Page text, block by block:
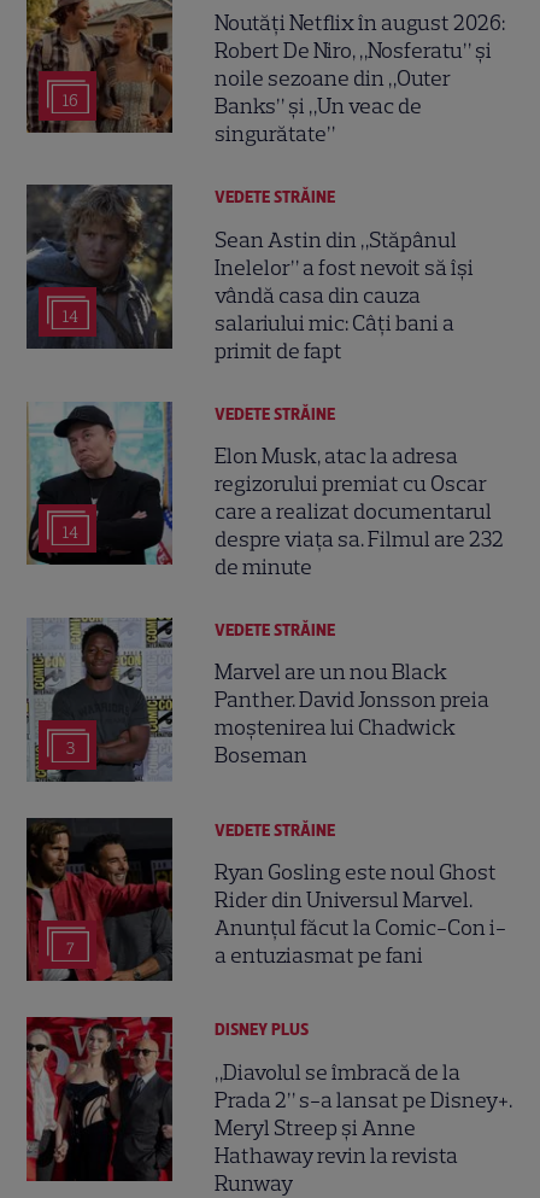
16
Noutăți Netflix în august 2026:
Robert De Niro, „Nosferatu” și
noile sezoane din „Outer
Banks” și „Un veac de
singurătate”
14
VEDETE STRĂINE
Sean Astin din „Stăpânul
Inelelor” a fost nevoit să își
vândă casa din cauza
salariului mic: Câți bani a
primit de fapt
14
VEDETE STRĂINE
Elon Musk, atac la adresa
regizorului premiat cu Oscar
care a realizat documentarul
despre viața sa. Filmul are 232
de minute
3
VEDETE STRĂINE
Marvel are un nou Black
Panther. David Jonsson preia
moștenirea lui Chadwick
Boseman
7
VEDETE STRĂINE
Ryan Gosling este noul Ghost
Rider din Universul Marvel.
Anunțul făcut la Comic-Con i-
a entuziasmat pe fani
DISNEY PLUS
„Diavolul se îmbracă de la
Prada 2” s-a lansat pe Disney+.
Meryl Streep și Anne
Hathaway revin la revista
Runway